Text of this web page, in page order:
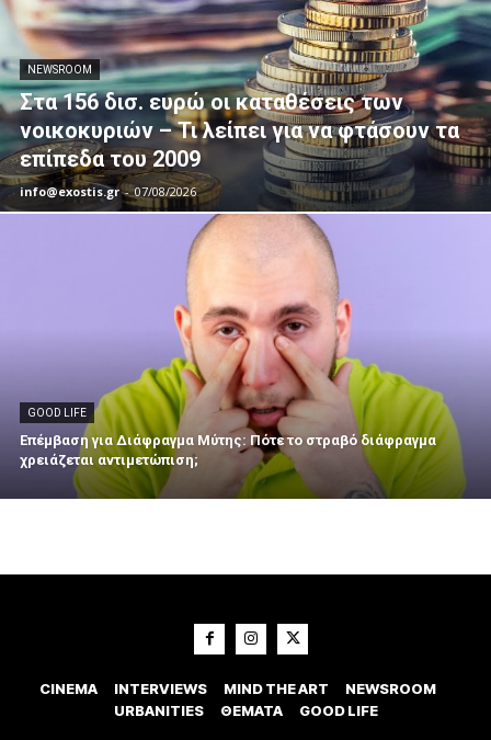
NEWSROOM
Στα 156 δισ. ευρώ οι καταθέσεις των
νοικοκυριών – Τι λείπει για να φτάσουν τα
επίπεδα του 2009
info@exostis.gr - 07/08/2026
GOOD LIFE
Επέμβαση για Διάφραγμα Μύτης: Πότε το στραβό διάφραγμα
χρειάζεται αντιμετώπιση;
CINEMA INTERVIEWS MIND THE ART
NEWSROOM
URBANITIES
ΘΕΜΑΤΑ GOOD LIFE